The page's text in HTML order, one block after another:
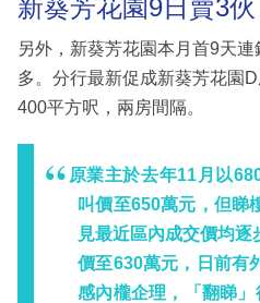
新葵芳花園9日賣3伙
另外，新葵芳花園本月首9天
多。分行最新促成新葵芳花園
400平方呎，兩房間隔。
原業主於去年11月以
叫價至650萬元，但睇
見最近區內成交價均逐
價至630萬元，日前有
感內櫳企理，「翻睇